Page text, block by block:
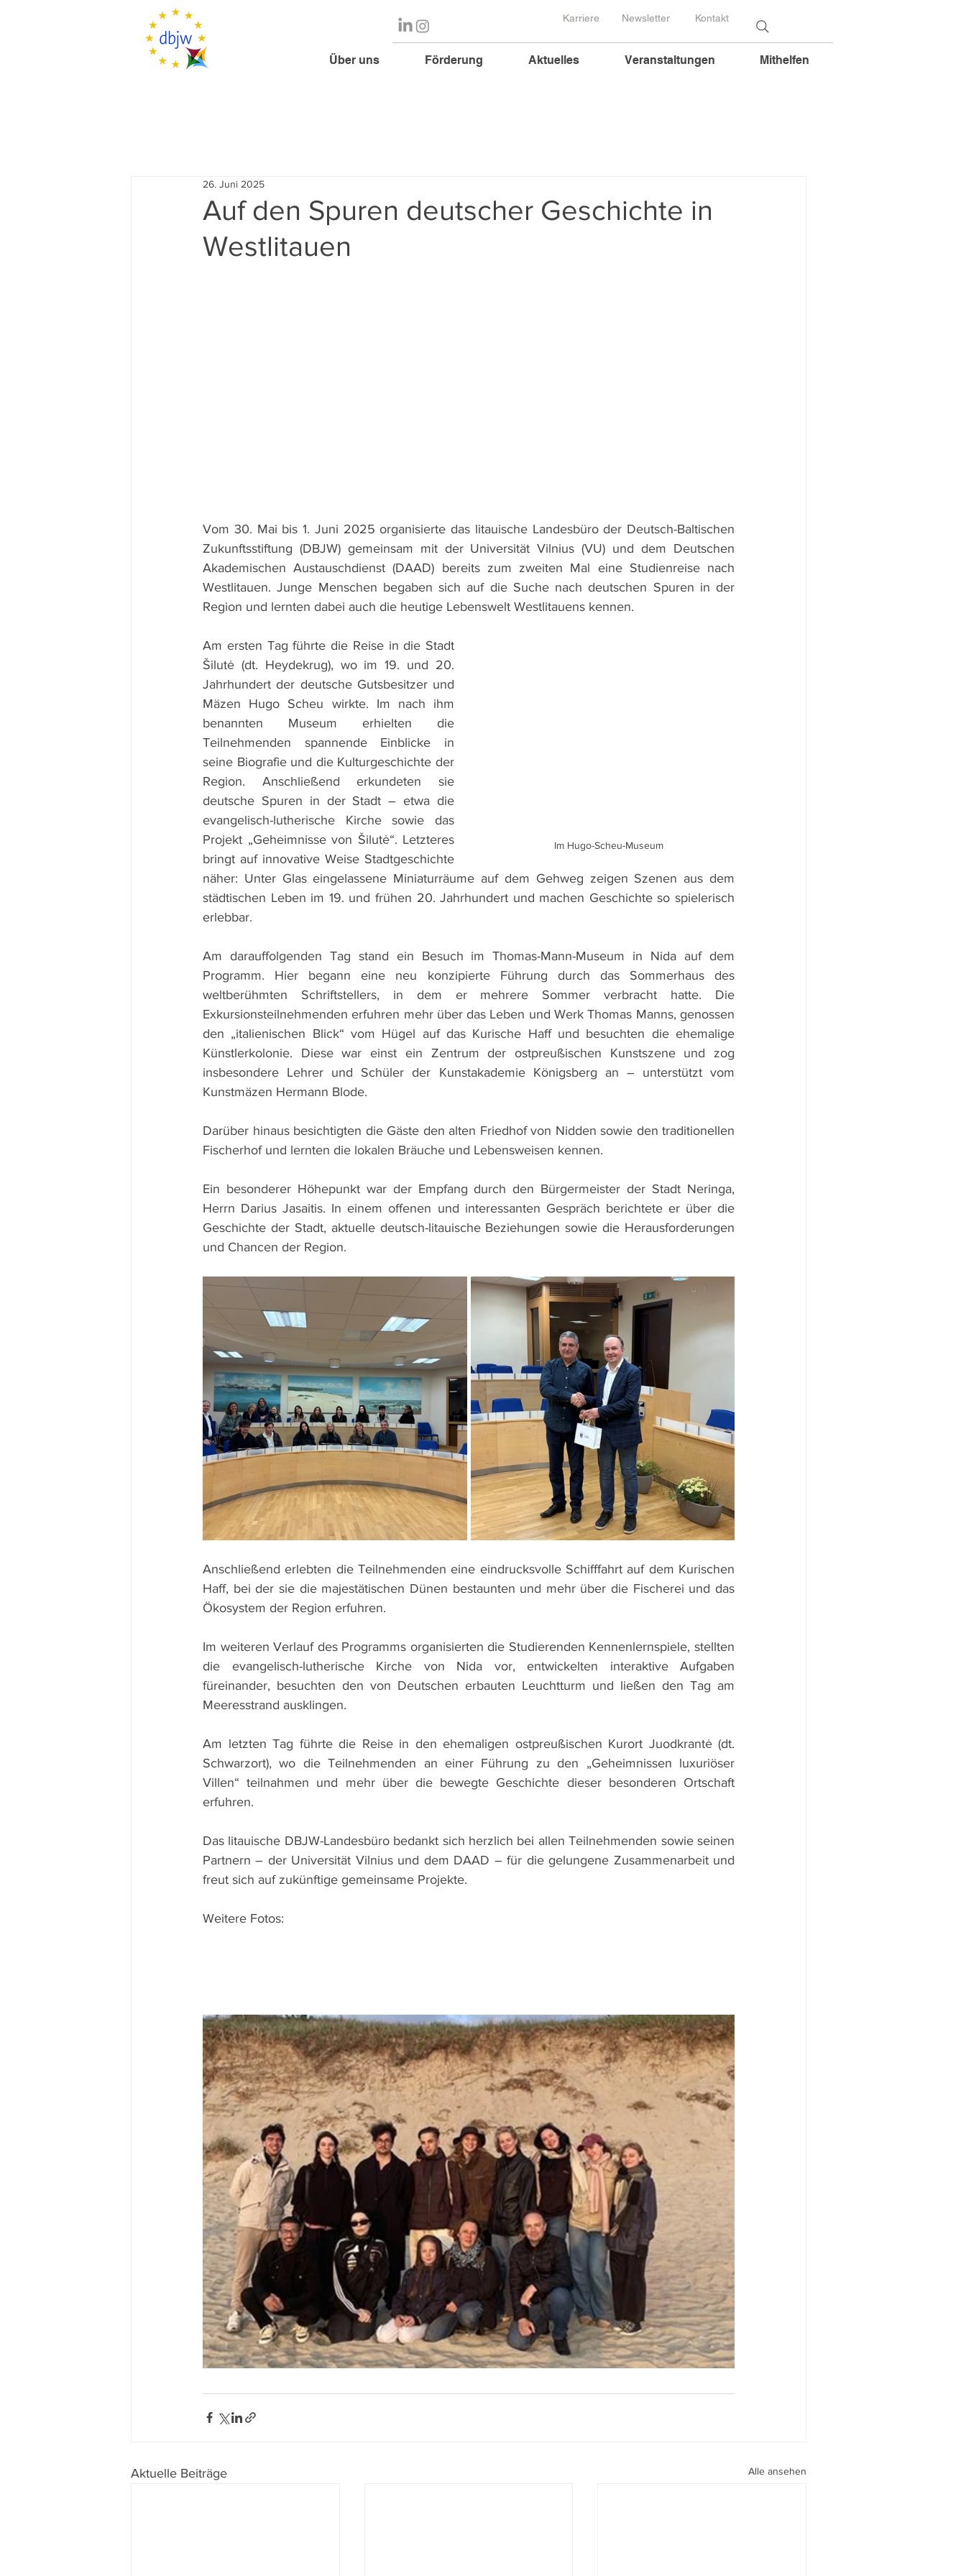
Karriere Newsletter Kontakt
Über uns Förderung Aktuelles Veranstaltungen Mithelfen
Auf den Spuren deutscher Geschichte in
Westlitauen
26. Juni 2025
Vom 30. Mai bis 1. Juni 2025 organisierte das litauische Landesbüro der Deutsch-Baltischen
Zukunftsstiftung (DBJW) gemeinsam mit der Universität Vilnius (VU) und dem Deutschen
Akademischen Austauschdienst (DAAD) bereits zum zweiten Mal eine Studienreise nach
Westlitauen. Junge Menschen begaben sich auf die Suche nach deutschen Spuren in der
Region und lernten dabei auch die heutige Lebenswelt Westlitauens kennen.
Im Hugo-Scheu-Museum
Am ersten Tag führte die Reise in die Stadt
Šilutė (dt. Heydekrug), wo im 19. und 20.
Jahrhundert der deutsche Gutsbesitzer und
Mäzen Hugo Scheu wirkte. Im nach ihm
benannten Museum erhielten die
Teilnehmenden spannende Einblicke in
seine Biografie und die Kulturgeschichte der
Region. Anschließend erkundeten sie
deutsche Spuren in der Stadt – etwa die
evangelisch-lutherische Kirche sowie das
Projekt „Geheimnisse von Šilutė“. Letzteres
bringt auf innovative Weise Stadtgeschichte
näher: Unter Glas eingelassene Miniaturräume auf dem Gehweg zeigen Szenen aus dem
städtischen Leben im 19. und frühen 20. Jahrhundert und machen Geschichte so spielerisch
erlebbar.
Am darauffolgenden Tag stand ein Besuch im Thomas-Mann-Museum in Nida auf dem
Programm. Hier begann eine neu konzipierte Führung durch das Sommerhaus des
weltberühmten Schriftstellers, in dem er mehrere Sommer verbracht hatte. Die
Exkursionsteilnehmenden erfuhren mehr über das Leben und Werk Thomas Manns, genossen
den „italienischen Blick“ vom Hügel auf das Kurische Haff und besuchten die ehemalige
Künstlerkolonie. Diese war einst ein Zentrum der ostpreußischen Kunstszene und zog
insbesondere Lehrer und Schüler der Kunstakademie Königsberg an – unterstützt vom
Kunstmäzen Hermann Blode.
Darüber hinaus besichtigten die Gäste den alten Friedhof von Nidden sowie den traditionellen
Fischerhof und lernten die lokalen Bräuche und Lebensweisen kennen.
Ein besonderer Höhepunkt war der Empfang durch den Bürgermeister der Stadt Neringa,
Herrn Darius Jasaitis. In einem offenen und interessanten Gespräch berichtete er über die
Geschichte der Stadt, aktuelle deutsch-litauische Beziehungen sowie die Herausforderungen
und Chancen der Region.
Anschließend erlebten die Teilnehmenden eine eindrucksvolle Schifffahrt auf dem Kurischen
Haff, bei der sie die majestätischen Dünen bestaunten und mehr über die Fischerei und das
Ökosystem der Region erfuhren.
Im weiteren Verlauf des Programms organisierten die Studierenden Kennenlernspiele, stellten
die evangelisch-lutherische Kirche von Nida vor, entwickelten interaktive Aufgaben
füreinander, besuchten den von Deutschen erbauten Leuchtturm und ließen den Tag am
Meeresstrand ausklingen.
Am letzten Tag führte die Reise in den ehemaligen ostpreußischen Kurort Juodkrantė (dt.
Schwarzort), wo die Teilnehmenden an einer Führung zu den „Geheimnissen luxuriöser
Villen“ teilnahmen und mehr über die bewegte Geschichte dieser besonderen Ortschaft
erfuhren.
Das litauische DBJW-Landesbüro bedankt sich herzlich bei allen Teilnehmenden sowie seinen
Partnern – der Universität Vilnius und dem DAAD – für die gelungene Zusammenarbeit und
freut sich auf zukünftige gemeinsame Projekte.
Weitere Fotos:
Aktuelle Beiträge Alle ansehen